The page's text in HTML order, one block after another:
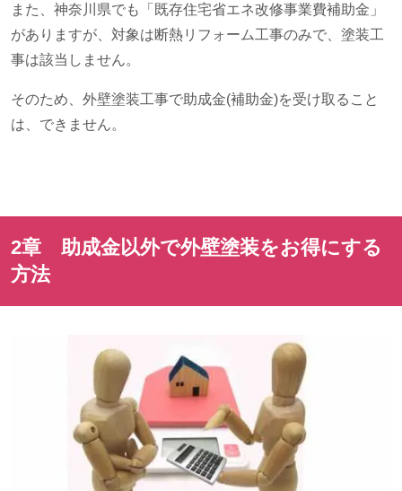
また、神奈川県でも「 既存住宅省エネ改修事業費補助金」
がありますが、対象は断熱リフォーム工事のみで、塗装工
事は該当しません。
そのため、外壁塗装工事で助成金(補助金)を受け取ること
は、できません。
2章 助成金以外で外壁塗装をお得にする
方法